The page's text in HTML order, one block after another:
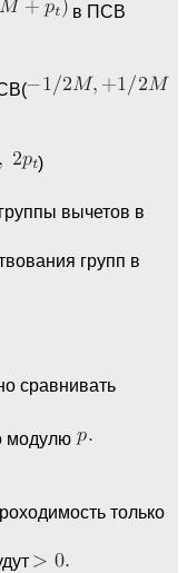
в ПСВ
)
вычетов в
групп в
сравнивать
модулю
только